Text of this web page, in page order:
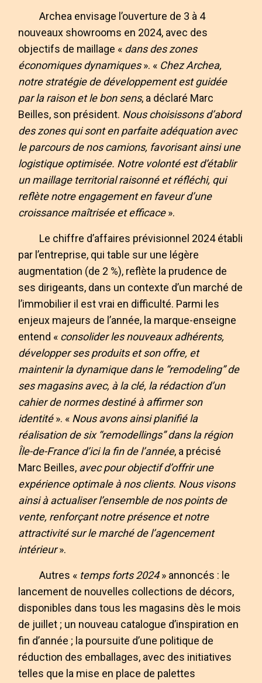
Archea envisage l’ouverture de 3 à 4
nouveaux showrooms en 2024, avec des
objectifs de maillage « dans des zones
économiques dynamiques». « Chez Archea,
notre stratégie de développement est guidée
par la raison et le bon sens, a déclaré Marc
Beilles, son président. Nous choisissons d’abord
des zones qui sont en parfaite adéquation avec
le parcours de nos camions, favorisant ainsi une
logistique optimisée. Notre volonté est d’établir
un maillage territorial raisonné et réfléchi, qui
reflète notre engagement en faveur d’une
croissance maîtrisée et efficace».
Le chiffre d’affaires prévisionnel 2024 établi
par l’entreprise, qui table sur une légère
augmentation (de 2 %), reflète la prudence de
ses dirigeants, dans un contexte d’un marché de
l’immobilier il est vrai en difficulté. Parmi les
enjeux majeurs de l’année, la marque-enseigne
entend « consolider les nouveaux adhérents,
développer ses produits et son offre, et
maintenir la dynamique dans le “remodeling” de
ses magasins avec, à la clé, la rédaction d’un
cahier de normes destiné à affirmer son
identité». « Nous avons ainsi planifié la
réalisation de six “remodellings” dans la région
Île-de-France d’ici la fin de l’année, a précisé
Marc Beilles, avec pour objectif d’offrir une
expérience optimale à nos clients. Nous visons
ainsi à actualiser l’ensemble de nos points de
vente, renforçant notre présence et notre
attractivité sur le marché de l’agencement
intérieur».
Autres « temps forts 2024» annoncés : le
lancement de nouvelles collections de décors,
disponibles dans tous les magasins dès le mois
de juillet ; un nouveau catalogue d’inspiration en
fin d’année ; la poursuite d’une politique de
réduction des emballages, avec des initiatives
telles que la mise en place de palettes